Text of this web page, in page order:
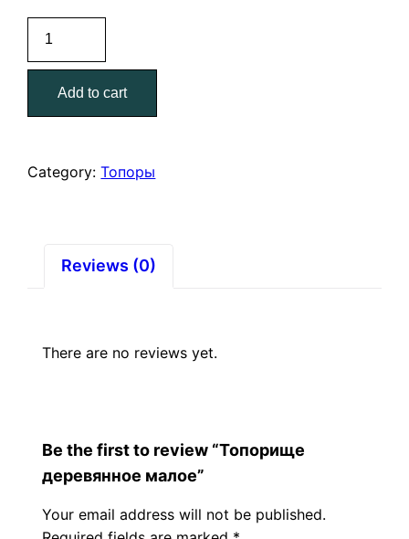
деревянное
малое
quantityAdd to cart
Category:Топоры
Reviews (0)
There are no reviews yet.
Be the first to review “Топорище
деревянное малое”
Your email address will not be published.